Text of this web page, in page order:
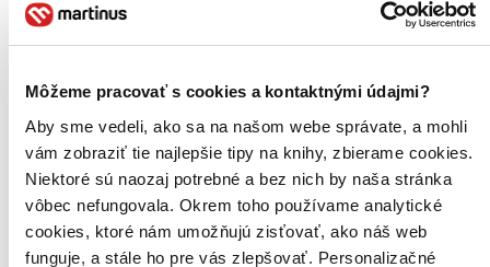
Môžeme pracovať s cookies a kontaktnými údajmi?
Aby sme vedeli, ako sa na našom webe správate, a mohli
vám zobraziť tie najlepšie tipy na knihy, zbierame cookies.
Niektoré sú naozaj potrebné a bez nich by naša stránka
vôbec nefungovala. Okrem toho používame analytické
cookies, ktoré nám umožňujú zisťovať, ako náš web
funguje, a stále ho pre vás zlepšovať. Personalizačné
Bestsellery
Top hodnotené
Novinky
Najdrahšie
Najlacnejšie
Najvyššia zľava